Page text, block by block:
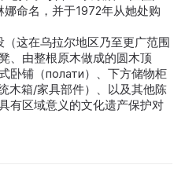
娜命名，并于1972年从她处购
这在乌拉尔地区乃至更广范围
、由整根原木做成的圆木顶
卧铺（полати）、下方储物柜
木箱/家具部件）、以及其他陈
有区域意义的文化遗产保护对